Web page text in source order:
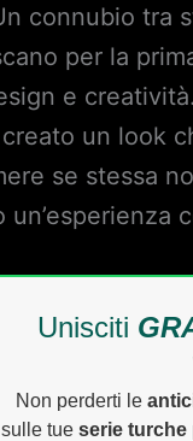
connubio tra
per la
e
un look
se stessa
Unisciti
Non perderti le
sulle tue serie turche